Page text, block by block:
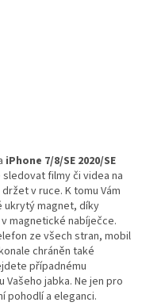
iPhone 7/8/SE 2020/SE
filmy či videa na
v ruce. K tomu Vám
ukrytý magnet, díky
magnetické nabíječce.
ze všech stran, mobil
chráněn také
případnému
Vašeho jabka. Ne jen pro
pohodlí a eleganci.